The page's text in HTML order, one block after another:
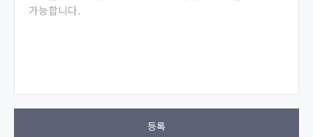
가능합니다.
등록